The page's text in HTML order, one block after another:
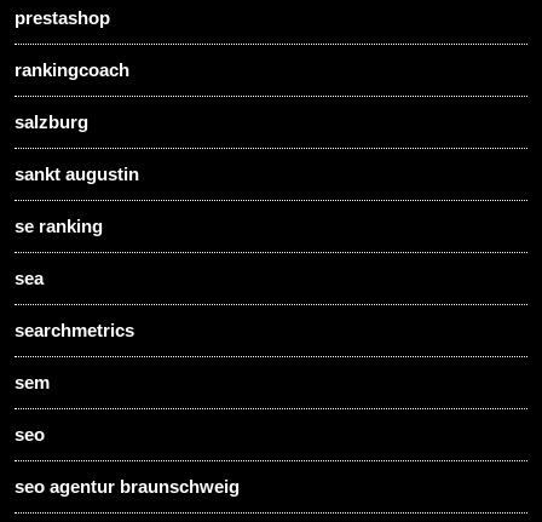
prestashop
rankingcoach
salzburg
sankt augustin
se ranking
sea
searchmetrics
sem
seo
seo agentur braunschweig